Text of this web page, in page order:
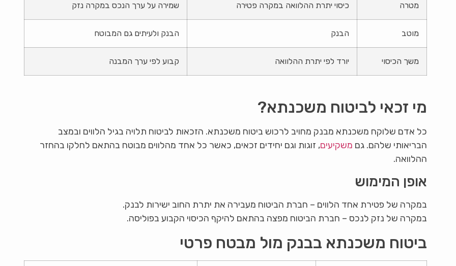
מטרה כיסוי יתרת ההלוואה במקרה פטירה שמירה על ערך הנכס במקרה נזק
מוטב הבנק הבנק ולעיתים גם המבוטח
משך הכיסוי יורד לפי יתרת ההלוואה קבוע לפי ערך המבנה
מי זכאי לביטוח משכנתא?
כל אדם שלוקח משכנתא מבנק מחויב לרכוש ביטוח משכנתא. הזכאות לביטוח תלויה בגיל הלווים ובמצב
הבריאותי שלהם. גם משקיעים, זוגות וגם יחידים זכאים, כאשר כל אחד מהלווים מבוטח בהתאם לחלקו בהחזר
ההלוואה.
אופן המימוש
במקרה של פטירת אחד הלווים – חברת הביטוח מעבירה את יתרת החוב ישירות לבנק.
במקרה של נזק לנכס – חברת הביטוח מפצה בהתאם להיקף הכיסוי הקבוע בפוליסה.
ביטוח משכנתא בבנק מול מבטח פרטי